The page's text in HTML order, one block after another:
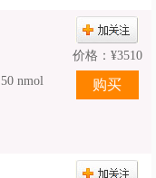
50 nmol
价格： ¥3510